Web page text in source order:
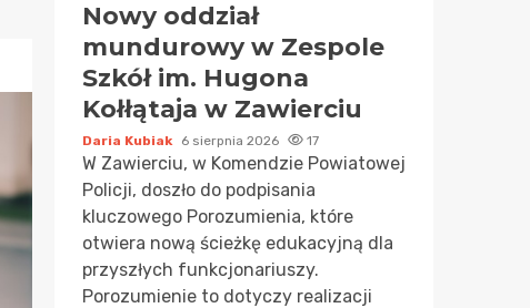
Nowy oddział
mundurowy w Zespole
Szkół im. Hugona
Kołłątaja w Zawierciu
Daria Kubiak 6 sierpnia 2026 17
W Zawierciu, w Komendzie Powiatowej
Policji, doszło do podpisania
kluczowego Porozumienia, które
otwiera nową ścieżkę edukacyjną dla
przyszłych funkcjonariuszy.
Porozumienie to dotyczy realizacji